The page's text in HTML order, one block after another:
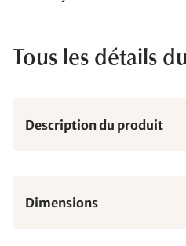
Tous les détails
Description du produit
Dimensions